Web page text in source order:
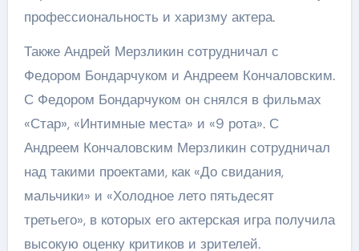
профессиональность и харизму актера.
Также Андрей Мерзликин сотрудничал с
Федором Бондарчуком и Андреем Кончаловским.
С Федором Бондарчуком он снялся в фильмах
«Стар», «Интимные места» и «9 рота». С
Андреем Кончаловским Мерзликин сотрудничал
над такими проектами, как «До свидания,
мальчики» и «Холодное лето пятьдесят
третьего», в которых его актерская игра получила
высокую оценку критиков и зрителей.